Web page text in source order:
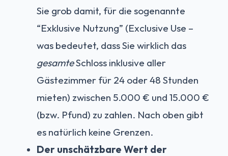
Sie grob damit, für die sogenannte
“Exklusive Nutzung” (Exclusive Use –
was bedeutet, dass Sie wirklich das
gesamteSchloss inklusive aller
Gästezimmer für 24 oder 48 Stunden
mieten) zwischen 5.000 € und 15.000 €
(bzw. Pfund) zu zahlen. Nach oben gibt
es natürlich keine Grenzen.
Der unschätzbare Wert der